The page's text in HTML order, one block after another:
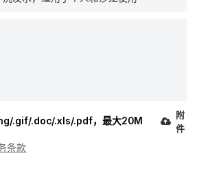
.gif/.doc/.xls/.pdf，最大20M
附
件
条款